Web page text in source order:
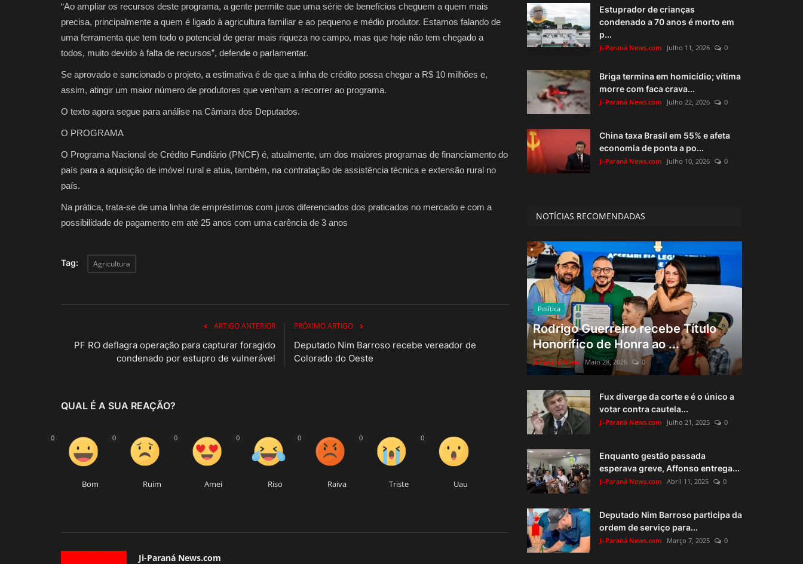
“Ao ampliar os recursos deste programa, a gente permite que uma série de benefícios cheguem a quem mais
precisa, principalmente a quem é ligado à agricultura familiar e ao pequeno e médio produtor. Estamos falando de
uma ferramenta que tem todo o potencial de gerar mais riqueza no campo, mas que hoje não tem chegado a
todos, muito devido à falta de recursos”, defende o parlamentar.
Se aprovado e sancionado o projeto, a estimativa é de que a linha de crédito possa chegar a R$ 10 milhões e,
assim, atingir um maior número de produtores que venham a recorrer ao programa.
O texto agora segue para análise na Câmara dos Deputados.
O PROGRAMA
O Programa Nacional de Crédito Fundiário (PNCF) é, atualmente, um dos maiores programas de financiamento do
país para a aquisição de imóvel rural e atua, também, na contratação de assistência técnica e extensão rural no
país.
Na prática, trata-se de uma linha de empréstimos com juros diferenciados dos praticados no mercado e com a
possibilidade de pagamento em até 25 anos com uma carência de 3 anos
Tag: Agricultura
ARTIGO ANTERIOR
PF RO deflagra operação para capturar foragido
condenado por estupro de vulnerável
PRÓXIMO ARTIGO
Deputado Nim Barroso recebe vereador de
Colorado do Oeste
QUAL É A SUA REAÇÃO?
0
Bom
0
Ruim
0
Amei
0
Riso
0
Raiva
0
Triste
0
Uau
Ji-Paraná News.com
Estuprador de crianças
condenado a 70 anos é morto em
p...
Ji-Paraná News.com Julho 11, 2026 0
Briga termina em homicídio; vítima
morre com faca crava...
Ji-Paraná News.com Julho 22, 2026 0
China taxa Brasil em 55% e afeta
economia de ponta a po...
Ji-Paraná News.com Julho 10, 2026 0
NOTÍCIAS RECOMENDADAS
Política
Rodrigo Guerreiro recebe Título
Honorífico de Honra ao ...
Ji-Paraná News Maio 28, 2026 0
Fux diverge da corte e é o único a
votar contra cautela...
Ji-Paraná News.com Julho 21, 2025 0
Enquanto gestão passada
esperava greve, Affonso entrega...
Ji-Paraná News.com Abril 11, 2025 0
Deputado Nim Barroso participa da
ordem de serviço para...
Ji-Paraná News.com Março 7, 2025 0